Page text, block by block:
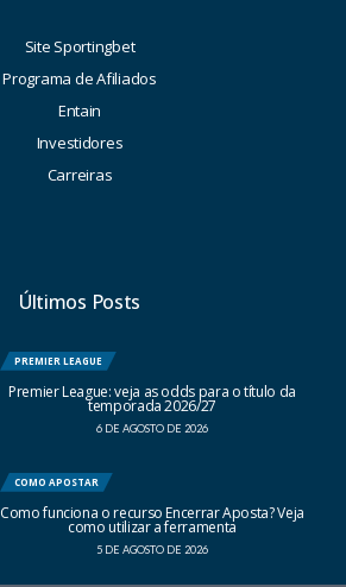
Site Sportingbet
Programa de Afiliados
Entain
Investidores
Carreiras
Últimos Posts
PREMIER LEAGUE
Premier League: veja as odds para o título da
temporada 2026/27
6 DE AGOSTO DE 2026
COMO APOSTAR
Como funciona o recurso Encerrar Aposta? Veja
como utilizar a ferramenta
5 DE AGOSTO DE 2026